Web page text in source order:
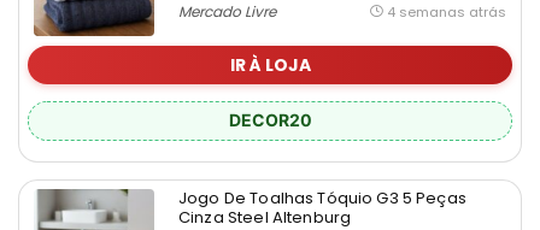
Mercado Livre 4 semanas atrás
IR À LOJA
DECOR20
Jogo De Toalhas Tóquio G3 5 Peças
Cinza Steel Altenburg